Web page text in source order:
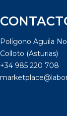
Polígono Aguila
Colloto (Asturias)
+34 985 220 708